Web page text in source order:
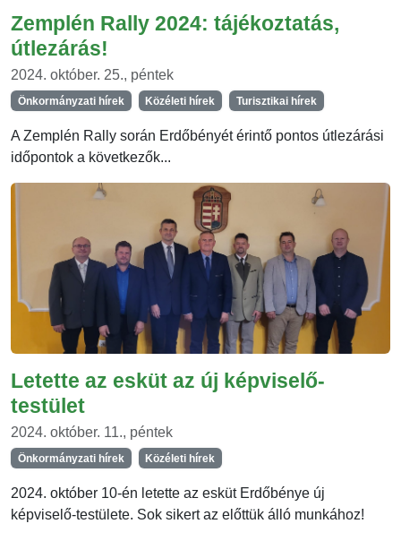
Zemplén Rally 2024: tájékoztatás,
útlezárás!
2024. október. 25., péntek
Önkormányzati hírek Közéleti hírek Turisztikai hírek
A Zemplén Rally során Erdőbényét érintő pontos útlezárási
időpontok a következők...
Letette az esküt az új képviselő-
testület
2024. október. 11., péntek
Önkormányzati hírek Közéleti hírek
2024. október 10-én letette az esküt Erdőbénye új
képviselő-testülete. Sok sikert az előttük álló munkához!